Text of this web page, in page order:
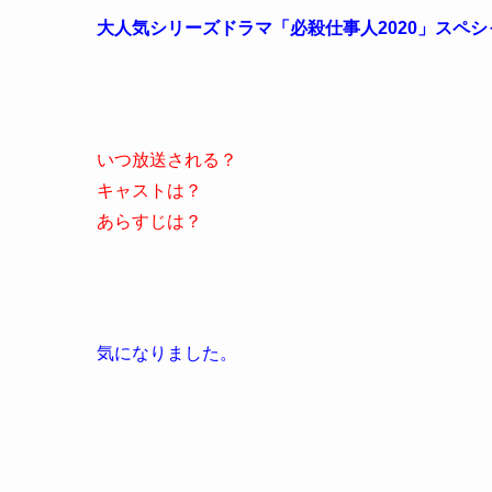
大人気シリーズドラマ「必殺仕事人2020」スペシ
いつ放送される？
キャストは？
あらすじは？
気になりました。